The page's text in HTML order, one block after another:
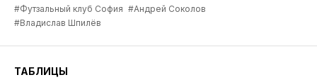
#Футзальный клуб София #Андрей Соколов
#Владислав Шпилёв
ТАБЛИЦЫ